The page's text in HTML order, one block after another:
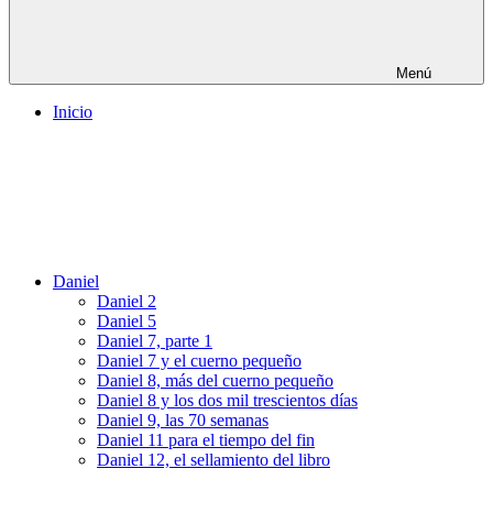
Menú
Inicio
Daniel
Daniel 2
Daniel 5
Daniel 7, parte 1
Daniel 7 y el cuerno pequeño
Daniel 8, más del cuerno pequeño
Daniel 8 y los dos mil trescientos días
Daniel 9, las 70 semanas
Daniel 11 para el tiempo del fin
Daniel 12, el sellamiento del libro